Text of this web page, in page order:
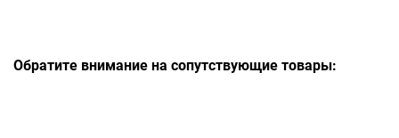
Обратите внимание на сопутствующие товары: